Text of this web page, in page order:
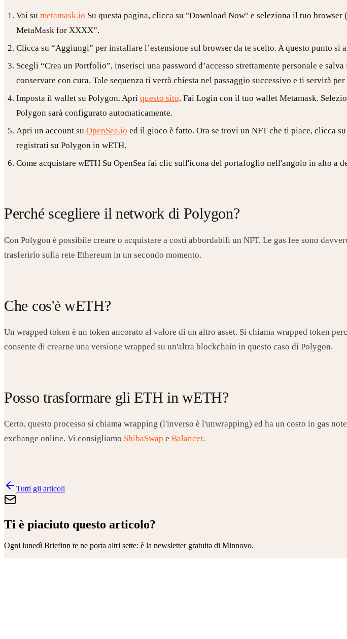
Vai su metamask.io Su questa pagina, clicca su "Download Now" e seleziona il tuo
MetaMask for XXXX”.
Clicca su “Aggiungi” per installare l’estensione sul browser da te scelto. A questo punto
Scegli “Crea un Portfolio”, inserisci una password d’accesso strettamente personale e
conservare con cura. Tale sequenza ti verrà chiesta nel passaggio successivo e ti servirà
Imposta il wallet su Polygon. Apri questo sito. Fai Login con il tuo wallet Metamask.
Polygon sarà configurato automaticamente.
Apri un account su OpenSea.io ed il gioco è fatto. Ora se trovi un NFT che ti piace, clicca
registrati su Polygon in wETH.
Come acquistare wETH Su OpenSea fai clic sull'icona del portafoglio nell'angolo in alto a
Perché scegliere il network di Polygon?
Con Polygon è possibile creare o acquistare a costi abbordabili un NFT. Le gas fee sono
trasferirlo sulla rete Ethereum in un secondo momento.
Che cos'è wETH?
Un wrapped token è un token ancorato al valore di un altro asset. Si chiama wrapped token
consente di crearne una versione wrapped su un'altra blockchain in questo caso di Polygon.
Posso trasformare gli ETH in wETH?
Certo, questo processo si chiama wrapping (l'inverso è l'unwrapping) ed ha un costo in gas
exchange online. Vi consigliamo ShibaSwap e Balancer.
Tutti gli articoli
Ti è piaciuto questo articolo?
Ogni lunedì Briefinn te ne porta altri sette: è la newsletter gratuita di Minnovo.